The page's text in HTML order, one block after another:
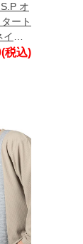
オ
ート
ビ
6L
税込)